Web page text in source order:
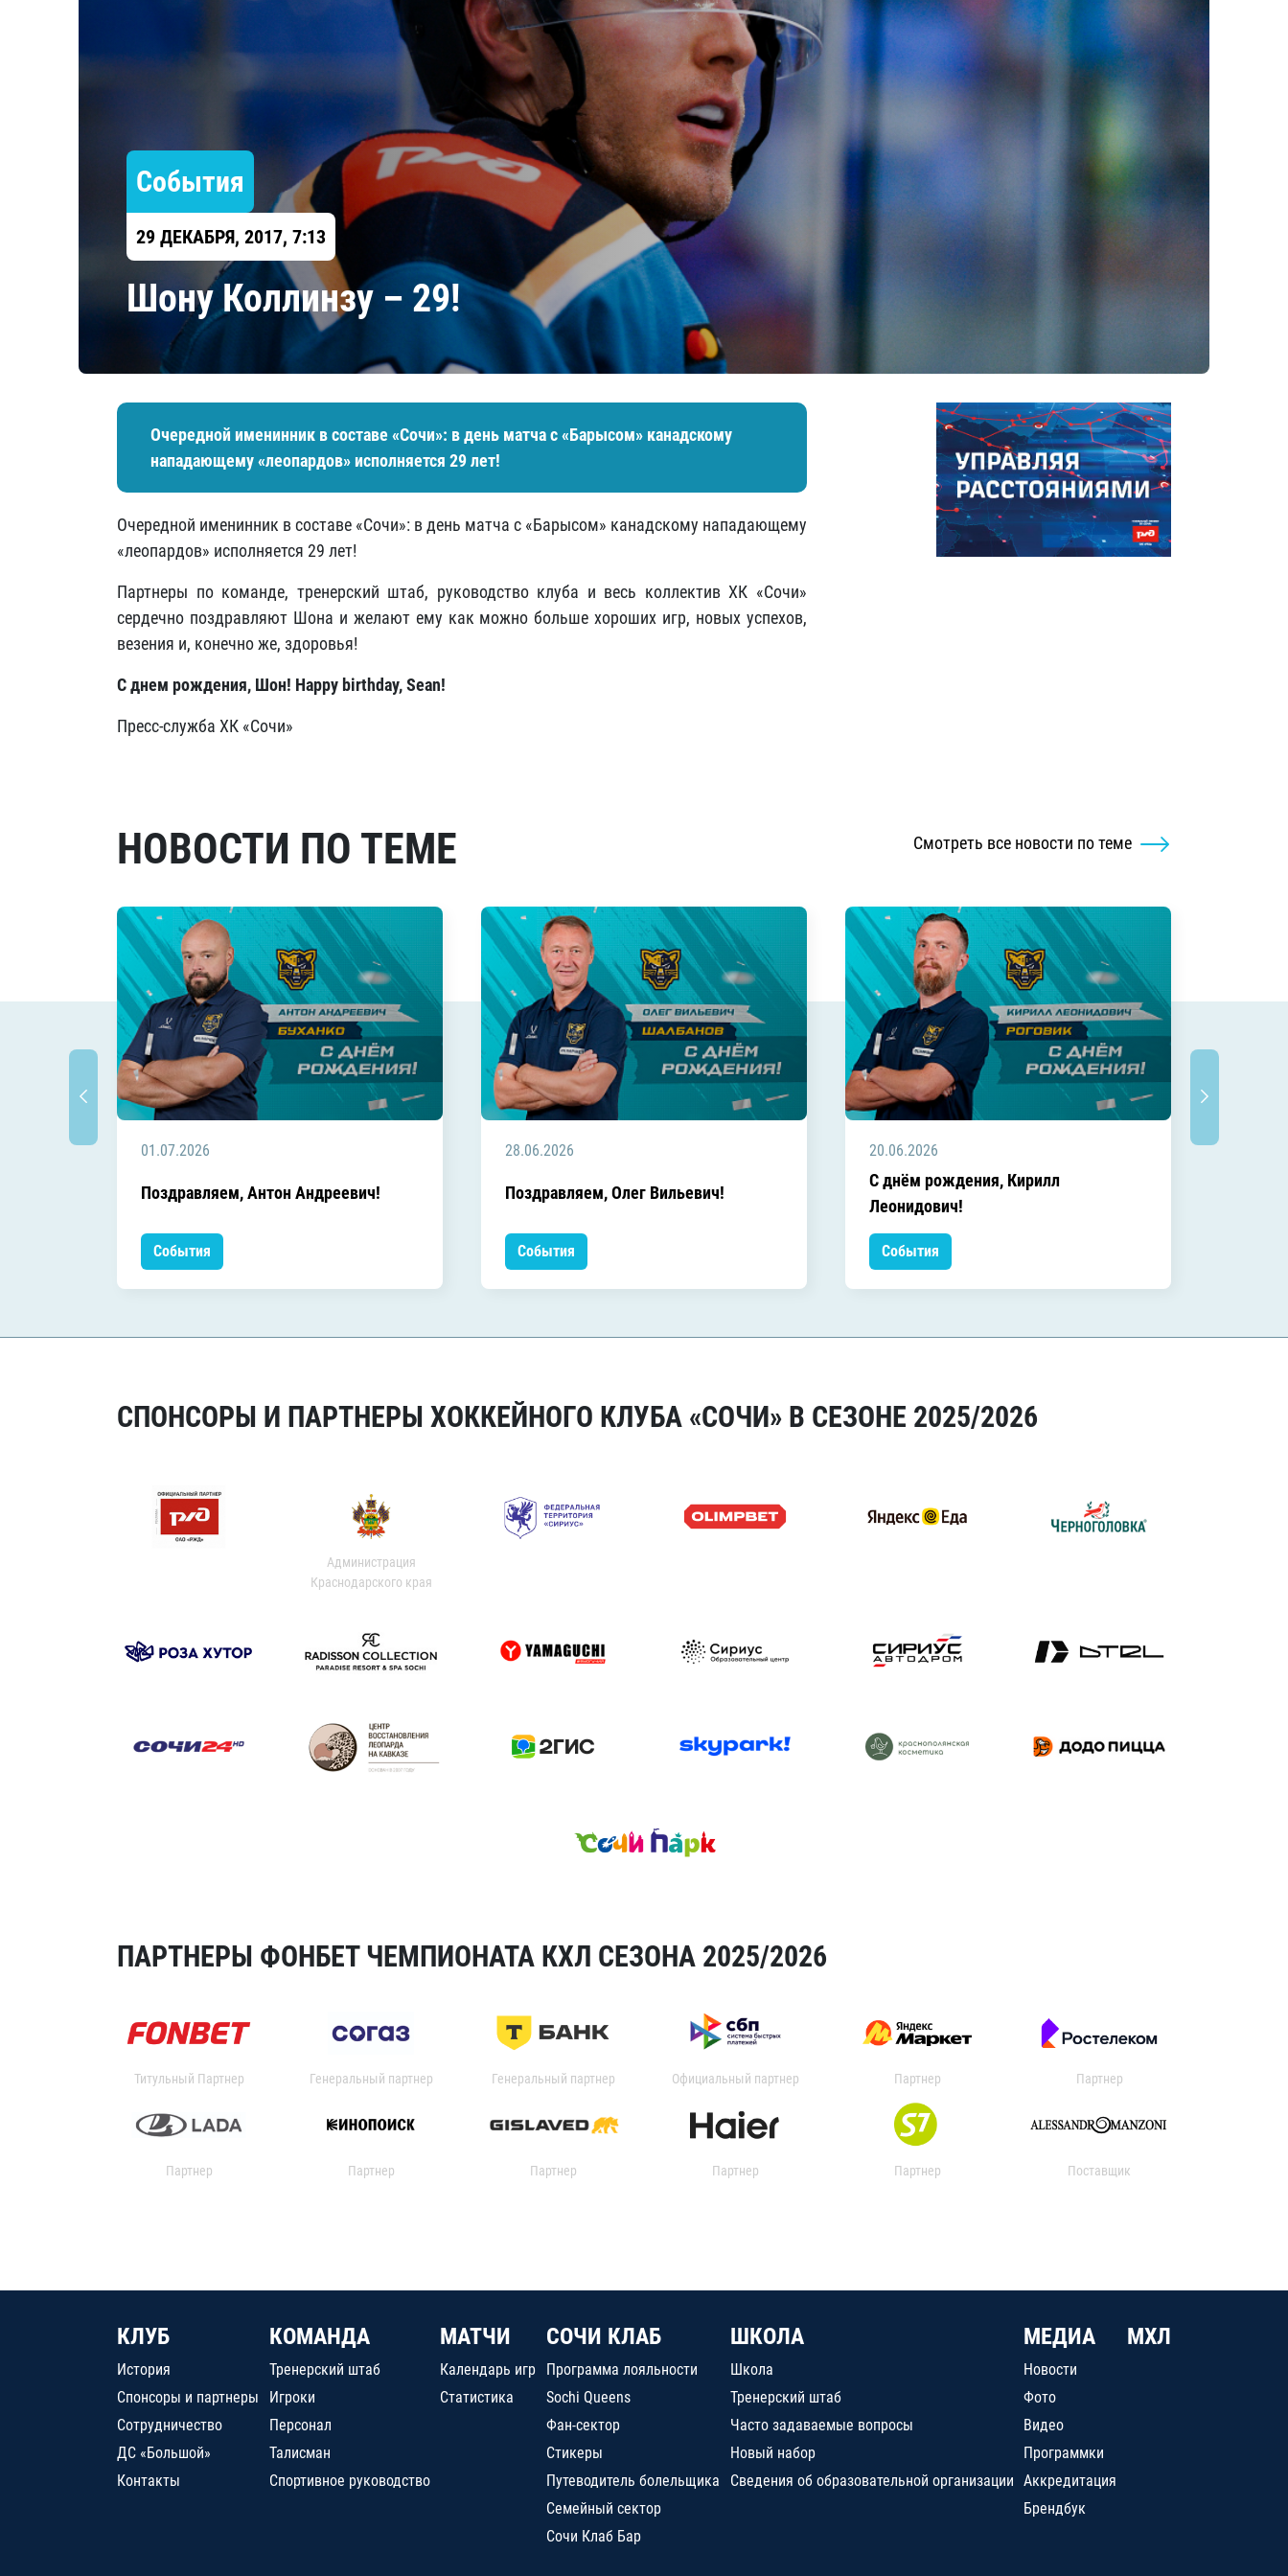
Шанхайские Драконы
Амур
Барыс
Салават Юлаев
Сибирь
События
29 ДЕКАБРЯ, 2017, 7:13
Шону Коллинзу – 29!
Очередной именинник в составе «Сочи»: в день матча с «Барысом» канадскому
нападающему «леопардов» исполняется 29 лет!
Очередной именинник в составе «Сочи»: в день матча с «Барысом» канадскому нападающему
«леопардов» исполняется 29 лет!
Партнеры по команде, тренерский штаб, руководство клуба и весь коллектив ХК «Сочи»
сердечно поздравляют Шона и желают ему как можно больше хороших игр, новых успехов,
везения и, конечно же, здоровья!
С днем рождения, Шон! Happy birthday, Sean!
Пресс-служба ХК «Сочи»
НОВОСТИ ПО ТЕМЕ Смотреть все новости по теме
01.07.2026
Поздравляем, Антон Андреевич!
События
28.06.2026
Поздравляем, Олег Вильевич!
События
20.06.2026
C днём рождения, Кирилл
Леонидович!
События
СПОНСОРЫ И ПАРТНЕРЫ ХОККЕЙНОГО КЛУБА «СОЧИ» В СЕЗОНЕ 2025/2026
Администрация
Краснодарского края
ПАРТНЕРЫ ФОНБЕТ ЧЕМПИОНАТА КХЛ СЕЗОНА 2025/2026
Титульный Партнер Генеральный партнер Генеральный партнер Официальный партнер Партнер Партнер
Партнер Партнер Партнер Партнер Партнер Поставщик
КЛУБ
История
Спонсоры и партнеры
Сотрудничество
ДС «Большой»
Контакты
КОМАНДА
Тренерский штаб
Игроки
Персонал
Талисман
Спортивное руководство
МАТЧИ
Календарь игр
Статистика
СОЧИ КЛАБ
Программа лояльности
Sochi Queens
Фан-сектор
Стикеры
Путеводитель болельщика
Семейный сектор
Сочи Клаб Бар
ШКОЛА
Школа
Тренерский штаб
Часто задаваемые вопросы
Новый набор
Сведения об образовательной организации
МЕДИА
Новости
Фото
Видео
Программки
Аккредитация
Брендбук
МХЛ